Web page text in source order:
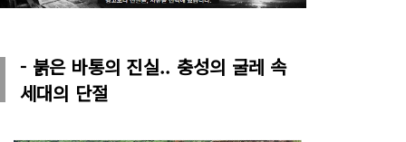
- 붉은 바통의 진실.. 충성의 굴레 속
세대의 단절